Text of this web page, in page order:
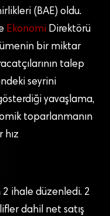
(BAE) oldu.
Ekonomi Direktörü
bir miktar
talep
seyrini
yavaşlama,
toparlanmanın
hız
2 ihale düzenledi. 2
dahil net satış